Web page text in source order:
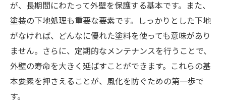
の重要性
外壁塗装による建物の資産価値の維持
長寿命を実現するための外壁塗装の新技術
外壁塗装で風化を防ぎ資産価値を維持する方法
資産価値を保つための外壁塗装の選び方
が、長期間にわたって外壁を保護する基本です。また、
塗装の下地処理も重要な要素です。しっかりとした下地
がなければ、どんなに優れた塗料を使っても意味があり
ません。さらに、定期的なメンテナンスを行うことで、
外壁の寿命を大きく延ばすことができます。これらの基
本要素を押さえることが、風化を防ぐための第一歩で
す。